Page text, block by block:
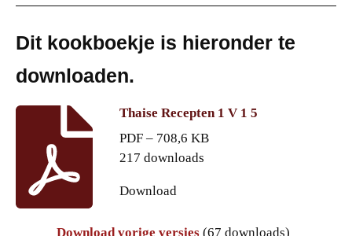
Dit kookboekje is hieronder te
downloaden.
Thaise Recepten 1 V 1 5
PDF – 708,6 KB
217 downloads
Download
Download vorige versies (67 downloads)